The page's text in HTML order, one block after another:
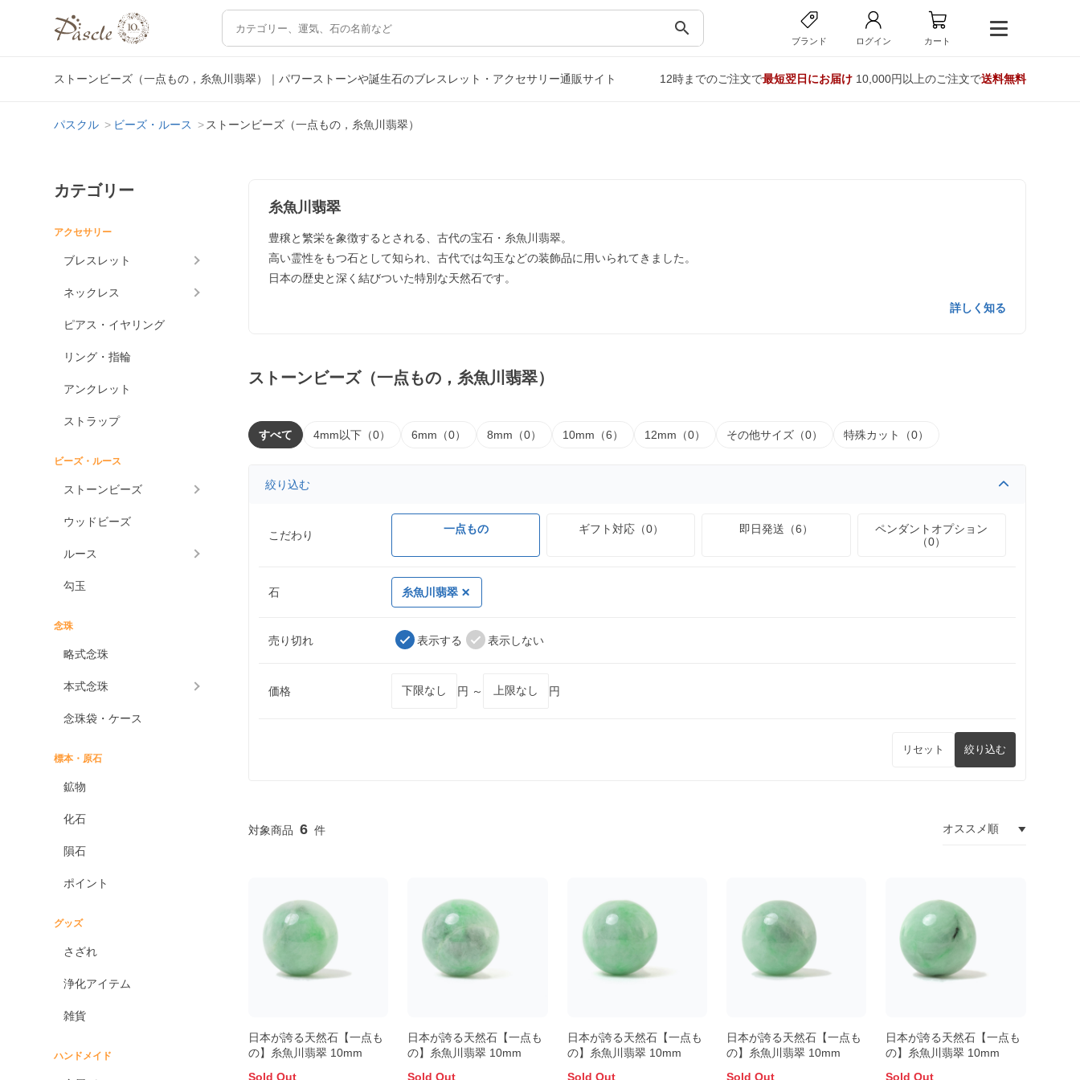
search
ブランド ログイン カート
ストーンビーズ（一点もの，糸魚川翡翠）｜パワーストーンや誕生石のブレスレット・アクセサリー通販サイト 12時までのご注文で最短翌日にお届け10,000円以上のご注文で送料無料
パスクル ビーズ・ルース ストーンビーズ（一点もの，糸魚川翡翠）
カテゴリー
アクセサリー
ブレスレット
ネックレス
ピアス・イヤリング
リング・指輪
アンクレット
ストラップ
ビーズ・ルース
ストーンビーズ
ウッドビーズ
ルース
勾玉
念珠
略式念珠
本式念珠
念珠袋・ケース
標本・原石
鉱物
化石
隕石
ポイント
グッズ
さざれ
浄化アイテム
雑貨
ハンドメイド
糸魚川翡翠
豊穣と繁栄を象徴するとされる、古代の宝石・糸魚川翡翠。
高い霊性をもつ石として知られ、古代では勾玉などの装飾品に用いられてきました。
日本の歴史と深く結びついた特別な天然石です。
詳しく知る
ストーンビーズ（一点もの，糸魚川翡翠）
すべて 4mm以下（0） 6mm（0） 8mm（0） 10mm（6） 12mm（0） その他サイズ（0） 特殊カット（0）
絞り込む
こだわり 一点もの ギフト対応（0） 即日発送（6）
ペンダントオプション
（0）
石 糸魚川翡翠
売り切れ 表示する 表示しない
価格 円 ～ 円
リセット 絞り込む
6
日本が誇る天然石【一点も
の】糸魚川翡翠 10mm
Sold Out
日本が誇る天然石【一点も
の】糸魚川翡翠 10mm
Sold Out
日本が誇る天然石【一点も
の】糸魚川翡翠 10mm
Sold Out
日本が誇る天然石【一点も
の】糸魚川翡翠 10mm
Sold Out
日本が誇る天然石【一点も
の】糸魚川翡翠 10mm
Sold Out